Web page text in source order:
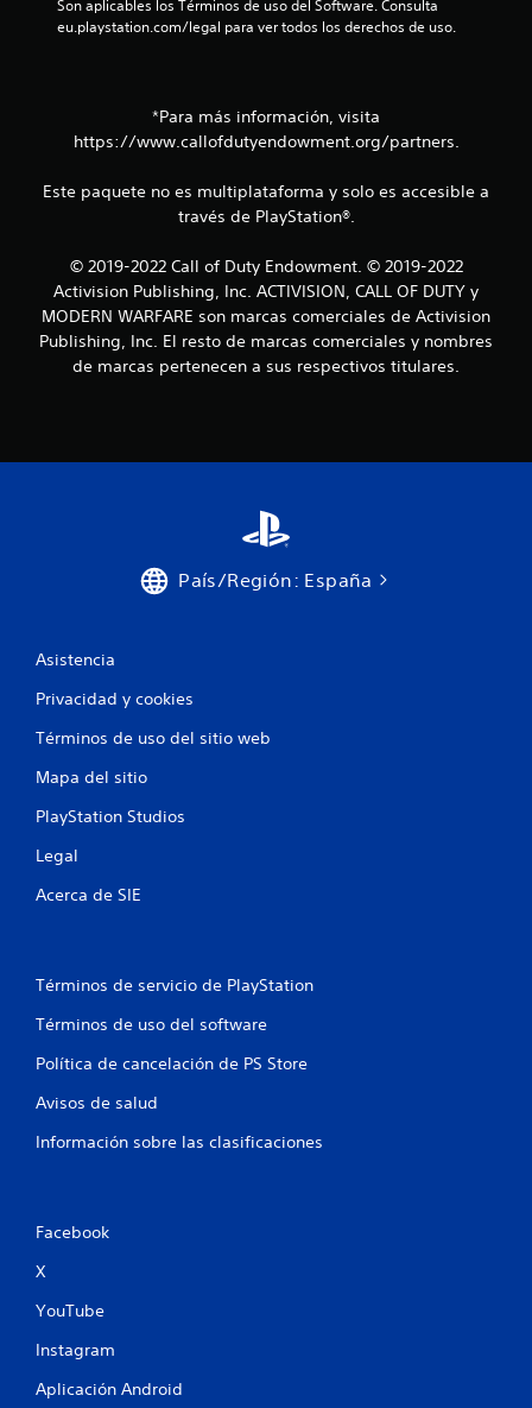
Son aplicables los Términos de uso del Software. Consulta
eu.playstation.com/legal para ver todos los derechos de uso.
*Para más información, visita
https://www.callofdutyendowment.org/partners.
Este paquete no es multiplataforma y solo es accesible a
través de PlayStation®.
© 2019-2022 Call of Duty Endowment. © 2019-2022
Activision Publishing, Inc. ACTIVISION, CALL OF DUTY y
MODERN WARFARE son marcas comerciales de Activision
Publishing, Inc. El resto de marcas comerciales y nombres
de marcas pertenecen a sus respectivos titulares.
País/Región: España
Asistencia
Privacidad y cookies
Términos de uso del sitio web
Mapa del sitio
PlayStation Studios
Legal
Acerca de SIE
Términos de servicio de PlayStation
Términos de uso del software
Política de cancelación de PS Store
Avisos de salud
Información sobre las clasificaciones
Facebook
X
YouTube
Instagram
Aplicación Android